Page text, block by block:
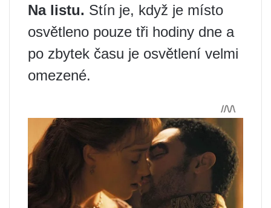
Na listu. Stín je, když je místo
osvětleno pouze tři hodiny dne a
po zbytek času je osvětlení velmi
omezené.